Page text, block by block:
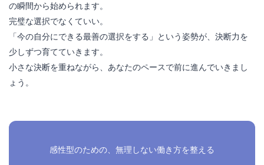
の瞬間から始められます。
完璧な選択でなくていい。
「今の自分にできる最善の選択をする」という姿勢が、決断力を
少しずつ育てていきます。
小さな決断を重ねながら、あなたのペースで前に進んでいきまし
ょう。
感性型のための、無理しない働き方を整える